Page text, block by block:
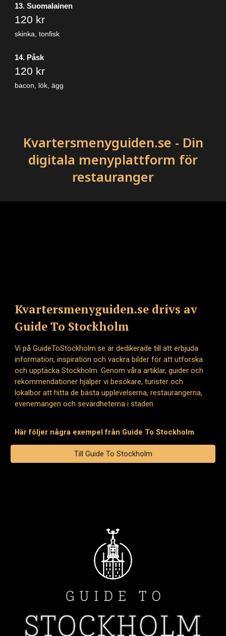
13. Suomalainen
120 kr
skinka, tonfisk
14. Påsk
120 kr
bacon, lök, ägg
Kvartersmenyguiden.se - Din
digitala menyplattform för
restauranger
Kvartersmenyguiden.se drivs av
Guide To Stockholm
Vi på GuideToStockholm.se är dedikerade till att erbjuda
information, inspiration och vackra bilder för att utforska
och upptäcka Stockholm. Genom våra artiklar, guider och
rekommendationer hjälper vi besökare, turister och
lokalbor att hitta de bästa upplevelserna, restaurangerna,
evenemangen och sevärdheterna i staden.
Här följer några exempel från Guide To Stockholm
Till Guide To Stockholm